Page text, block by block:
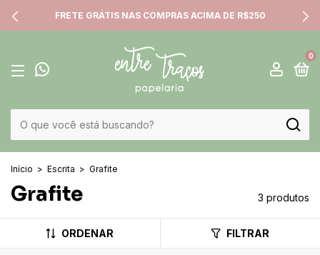
FRETE GRÁTIS NAS COMPRAS ACIMA DE R$250
0
Início > Escrita > Grafite
Grafite 3 produtos
ORDENAR FILTRAR